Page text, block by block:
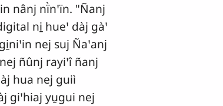
nânj nï̀nꞌïn. "Ñanj
ni̱ hueꞌ dàj gàꞌ
nej suj Ñaꞌanj
ñûnj rayiꞌî ñanj
hua nej guiì
giꞌhiaj yu̱gui nej